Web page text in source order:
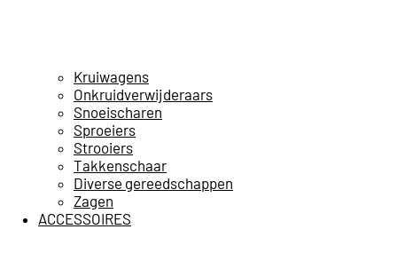
Kruiwagens
Onkruidverwijderaars
Snoeischaren
Sproeiers
Strooiers
Takkenschaar
Diverse gereedschappen
Zagen
ACCESSOIRES